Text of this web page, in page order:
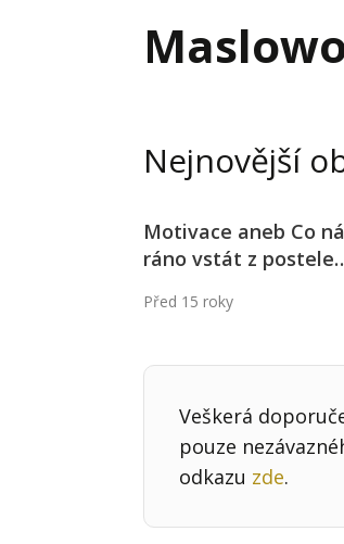
Interim management
Krizové řízení firmy
Nejnovější
Motivace aneb Co
ráno vstát z
Před 15 roky
Veškerá
pouze
odkazu zde.